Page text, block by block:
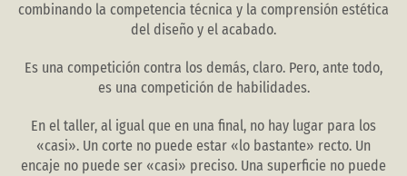
combinando la competencia técnica y la comprensión estética
del diseño y el acabado.
Es una competición contra los demás, claro. Pero, ante todo,
es una competición de habilidades.
En el taller, al igual que en una final, no hay lugar para los
«casi». Un corte no puede estar «lo bastante» recto. Un
encaje no puede ser «casi» preciso. Una superficie no puede